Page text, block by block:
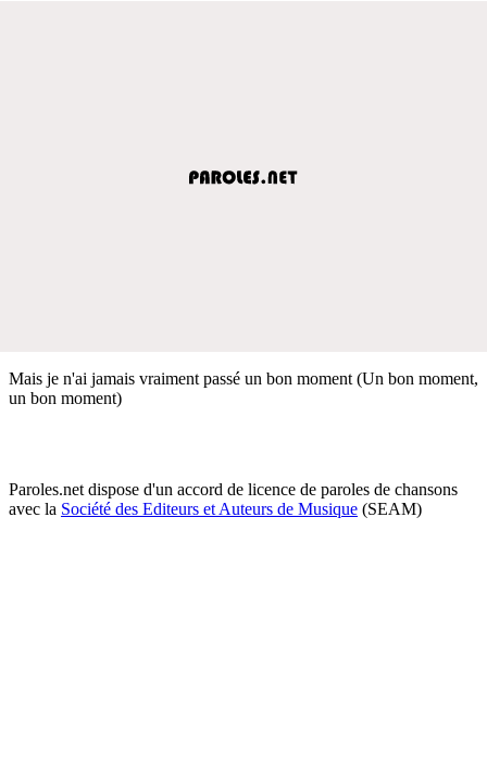
Mais je n'ai jamais vraiment passé un bon moment (Un bon moment,
un bon moment)
Paroles.net dispose d'un accord de licence de paroles de chansons
avec la Société des Editeurs et Auteurs de Musique (SEAM)